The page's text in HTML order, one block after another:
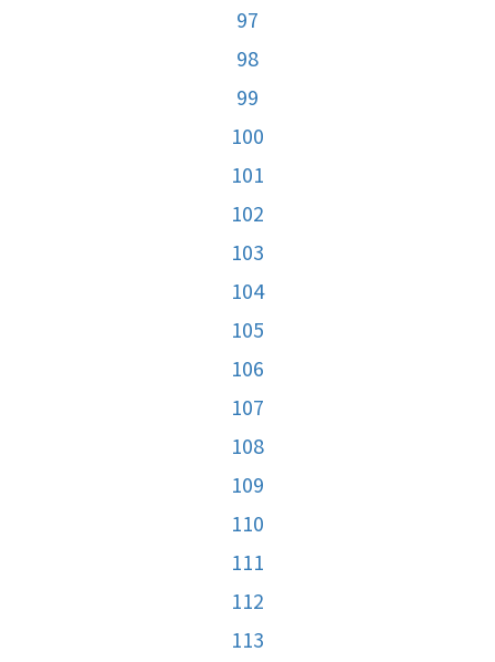
97
98
99
100
101
102
103
104
105
106
107
108
109
110
111
112
113